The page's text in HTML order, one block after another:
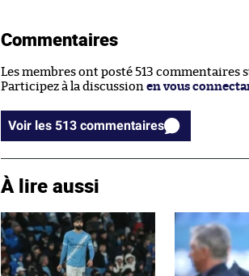
Commentaires
Les membres ont posté 513 commentaires
Participez à la discussion en vous
Voir les 513 commentaires
À lire aussi